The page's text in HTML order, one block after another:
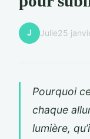
J Julie25
Pourquoi
chaque
lumière,